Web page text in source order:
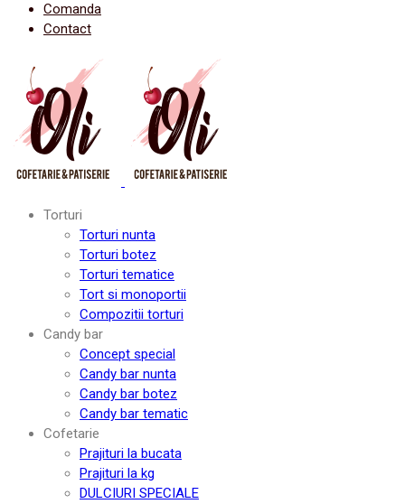
Comanda
Contact
Torturi
Torturi nunta
Torturi botez
Torturi tematice
Tort si monoportii
Compozitii torturi
Candy bar
Concept special
Candy bar nunta
Candy bar botez
Candy bar tematic
Cofetarie
Prajituri la bucata
Prajituri la kg
DULCIURI SPECIALE